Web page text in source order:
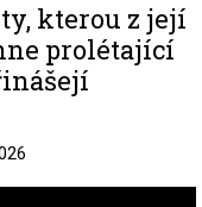
kterou z její
prolétající